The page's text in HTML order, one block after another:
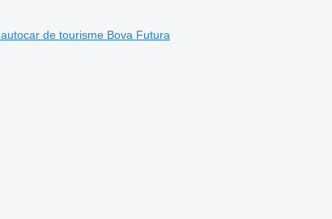
autocar de tourisme Bova Futura